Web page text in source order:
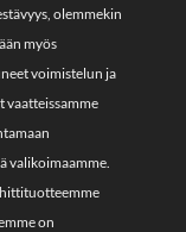
olemmekin
myös
voimistelun ja
vaatteissamme
valikoimaamme.
on